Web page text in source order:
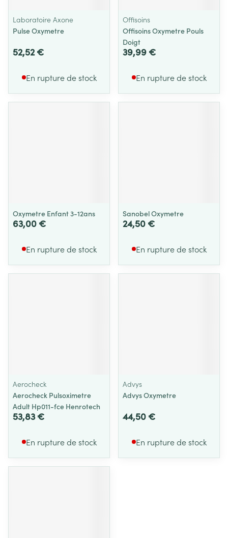
Laboratoire Axone
Pulse Oxymetre
52,52 €
En rupture de stock
Offisoins
Offisoins Oxymetre Pouls
Doigt
39,99 €
En rupture de stock
Oxymetre Enfant 3-12ans
63,00 €
En rupture de stock
Sanobel Oxymetre
24,50 €
En rupture de stock
Aerocheck
Aerocheck Pulsoximetre
Adult Hp011-fce Henrotech
53,83 €
En rupture de stock
Advys
Advys Oxymetre
44,50 €
En rupture de stock